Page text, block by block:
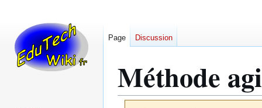
Méthode
Page Discussion